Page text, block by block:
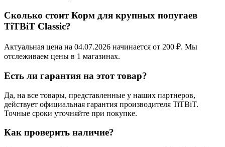
Сколько стоит Корм для крупных попугаев
TiTBiT Classic?
Актуальная цена на 04.07.2026 начинается от 200 ₽. Мы
отслеживаем цены в 1 магазинах.
Есть ли гарантия на этот товар?
Да, на все товары, представленные у наших партнеров,
действует официальная гарантия производителя TiTBiT.
Точные сроки уточняйте при покупке.
Как проверить наличие?